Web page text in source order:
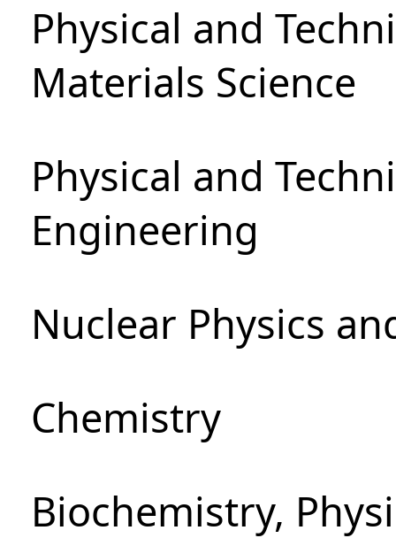
Physical and
Materials Science
Physical and
Engineering
Nuclear Physics
Chemistry
Biochemistry,